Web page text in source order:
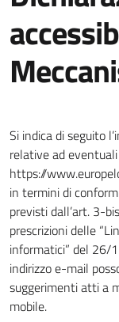
Si indica di seguito
relative ad
https://
in termini di
previsti dall’art. 3-
prescrizioni delle
informatici” del 26/
indirizzo e-mail
suggerimenti atti a
mobile.